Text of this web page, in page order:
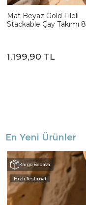
Mat Beyaz Gold Fileli
Stackable Çay Takımı 8
1.199,90 TL
En Yeni Ürünler
Kargo Bedava
Hızlı Teslimat